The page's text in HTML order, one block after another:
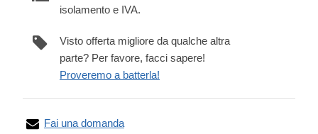
isolamento e IVA.
Visto offerta migliore da qualche altra
parte? Per favore, facci sapere!
Proveremo a batterla!
Fai una domanda